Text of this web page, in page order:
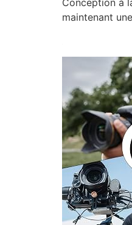
Conception à
maintenant